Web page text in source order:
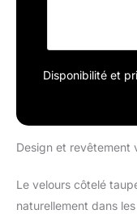
Disponibilité et
Design et revêtement
Le velours côtelé
naturellement dans